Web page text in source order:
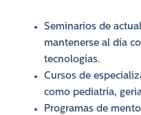
Seminarios de
mantenerse al día
tecnologías.
Cursos de
como pediatría,
Programas de